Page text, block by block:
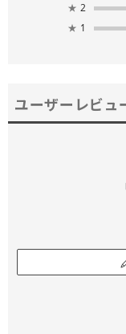
★ 2
★ 1
ユーザーレビュ